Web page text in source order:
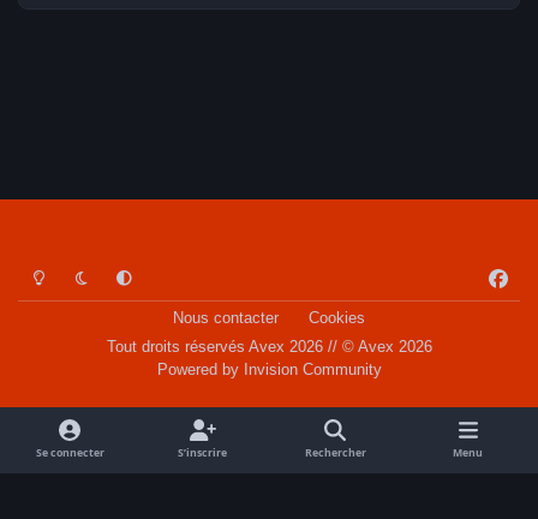
Light ModeDark ModeSystem Preference
a
o
k
Nous contacter
Cookies
Tout droits réservés Avex 2026 // © Avex 2026
Powered by Invision Community
Se connecter S’inscrire Rechercher Menu